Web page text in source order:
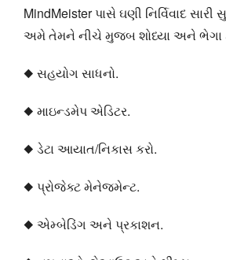
MindMeister પાસે ઘણી નિર્વિવાદ
અમે તેમને નીચે મુજબ શોધ્યા અને ભેગા
◆ સહયોગ સાધનો.
◆ માઇન્ડમેપ એડિટર.
◆ ડેટા આયાત/નિકાસ કરો.
◆ પ્રોજેક્ટ મેનેજમેન્ટ.
◆ એમ્બેડિંગ અને પ્રકાશન.